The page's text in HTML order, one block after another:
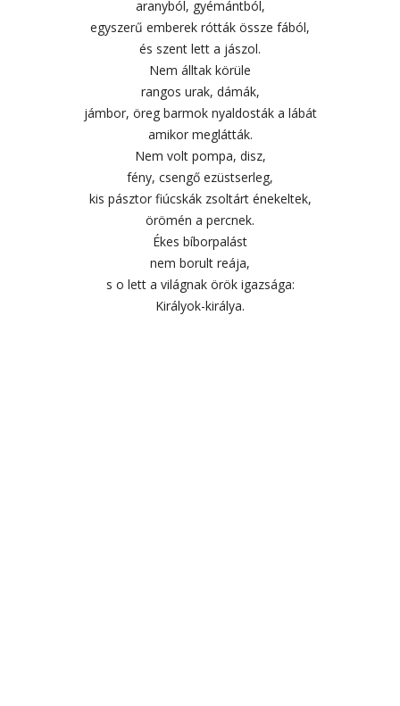
aranyból, gyémántból,
egyszerű emberek rótták össze fából,
és szent lett a jászol.
Nem álltak körüle
rangos urak, dámák,
jámbor, öreg barmok nyaldosták a lábát
amikor meglátták.
Nem volt pompa, disz,
fény, csengő ezüstserleg,
kis pásztor fiúcskák zsoltárt énekeltek,
örömén a percnek.
Ékes bíborpalást
nem borult reája,
s o lett a világnak örök igazsága:
Királyok-királya.